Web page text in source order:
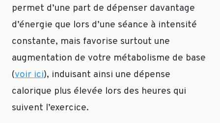
permet d’une part de dépenser davantage
d’énergie que lors d’une séance à intensité
constante, mais favorise surtout une
augmentation de votre métabolisme de base
(voir ici), induisant ainsi une dépense
calorique plus élevée lors des heures qui
suivent l’exercice.